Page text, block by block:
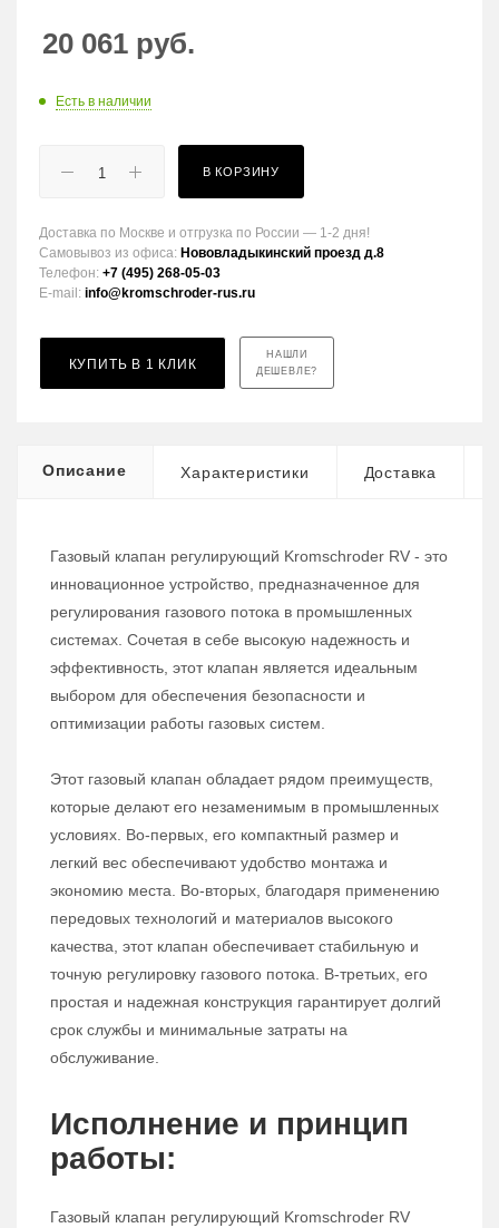
20 061 руб.
Есть в наличии
В КОРЗИНУ
Доставка по Москве и отгрузка по России — 1-2 дня!
Самовывоз из офиса: Нововладыкинский проезд д.8
Телефон: +7 (495) 268-05-03
E-mail: info@kromschroder-rus.ru
КУПИТЬ В 1 КЛИК
НАШЛИ
ДЕШЕВЛЕ?
Описание Характеристики Доставка
Газовый клапан регулирующий Kromschroder RV - это
инновационное устройство, предназначенное для
регулирования газового потока в промышленных
системах. Сочетая в себе высокую надежность и
эффективность, этот клапан является идеальным
выбором для обеспечения безопасности и
оптимизации работы газовых систем.
Этот газовый клапан обладает рядом преимуществ,
которые делают его незаменимым в промышленных
условиях. Во-первых, его компактный размер и
легкий вес обеспечивают удобство монтажа и
экономию места. Во-вторых, благодаря применению
передовых технологий и материалов высокого
качества, этот клапан обеспечивает стабильную и
точную регулировку газового потока. В-третьих, его
простая и надежная конструкция гарантирует долгий
срок службы и минимальные затраты на
обслуживание.
Исполнение и принцип
работы:
Газовый клапан регулирующий Kromschroder RV